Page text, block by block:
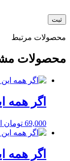
محصولات مرتبط
محصولات
اگر همه
69,000 تومان
اگر همه